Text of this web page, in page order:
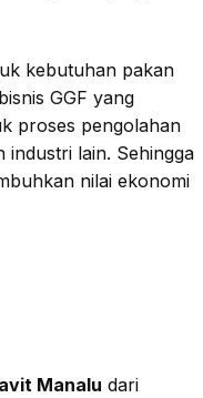
kebutuhan pakan
GGF yang
proses pengolahan
lain. Sehingga
nilai ekonomi
Manalu dari